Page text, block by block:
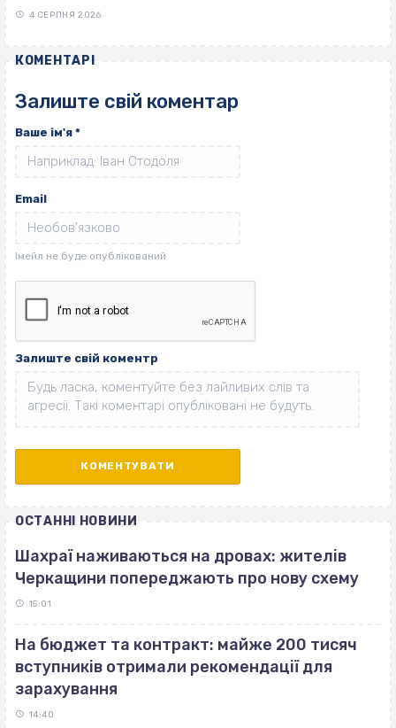
4 СЕРПНЯ 2026
КОМЕНТАРІ
Залиште свій коментар
Ваше ім'я *
Email
Залиште свій коментр
ОСТАННІ НОВИНИ
Шахраї наживаються на дровах: жителів
Черкащини попереджають про нову схему
15:01
На бюджет та контракт: майже 200 тисяч
вступників отримали рекомендації для
зарахування
14:40